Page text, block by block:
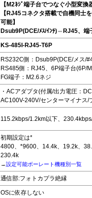
【M2ﾈｼﾞ端子台でつなぐ小型変換
【RJ45コネクタ搭載で自機同士
可能】
Dsub9P(DCE/ﾒｽ/ｲﾝﾁ)⇔RJ45、端
KS-485I-RJ45-T6P
RS232C側：Dsub9P(DCE/メス/
RS485側：RJ45、6P端子台(6P/
FG端子：M2.6ネジ
・ACアダプタ(付属/出力電圧：
AC100V-240V/センターマイナス/
115.2kbps/1.2km以下、
初期設定は*
4800、*9600、14.4k、19.2k、
230.4k
→設定可能ボーレート機種別一覧
通信部:フォトカプラ絶縁
OSに依存しない